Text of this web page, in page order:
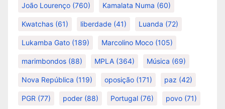
João Lourenço (760) Kamalata Numa (60)
Kwatchas (61) liberdade (41) Luanda (72)
Lukamba Gato (189) Marcolino Moco (105)
marimbondos (88) MPLA (364) Música (69)
Nova República (119) oposição (171) paz (42)
PGR (77) poder (88) Portugal (76) povo (71)